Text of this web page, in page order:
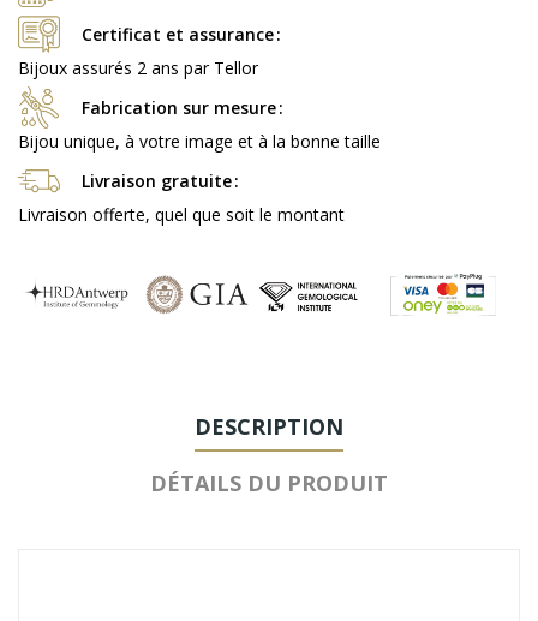
Certificat et assurance
Bijoux assurés 2 ans par Tellor
Fabrication sur mesure
Bijou unique, à votre image et à la bonne taille
Livraison gratuite
Livraison offerte, quel que soit le montant
DESCRIPTION
DÉTAILS DU PRODUIT